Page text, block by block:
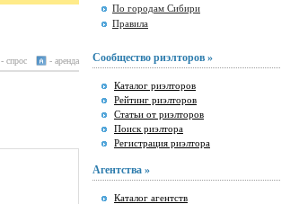
- аренда
- спрос
По городам Сибири
Правила
Сообщество риэлторов »
Каталог риэлторов
Рейтинг риэлторов
Статьи от риэлторов
Поиск риэлтора
Регистрация риэлтора
Агентства »
Каталог агентств